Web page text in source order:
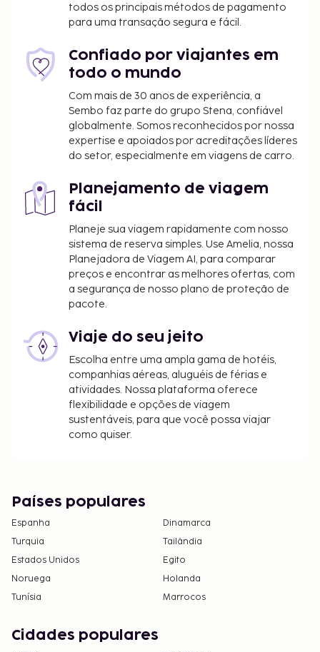
várias atividades recreativas, incluindo uma piscina
exterior, ou aproveite para contemplar soberbas
adicionais incluem Wi-fi grátis, um cabeleireiro e
lojas no local. O alojamento está encerrado entre 10
de novembro e 31 de março.
Taxa de transporte de/para o aeroporto: 40.00
EUR por veículo (só ida, ocupação máxima de 4)
pessoas
Tarifa de estacionamento nas imediações: 17
Berço: 10.0 EUR por noite
os depósitos podem não incluir impostos e estão
sujeitos a alterações.
A piscina sazonal estará aberta entre maio e
outubro.
A piscina está aberta das 9:00 às 22:00.
Apenas é permitido o acesso aos quartos a
clientes registados.
O alojamento é limpo por profissionais.
O alojamento disponibiliza check-out sem
contacto.
todos os principais métodos de pagamento
para uma transação segura e fácil.
Confiado por viajantes em
todo o mundo
Com mais de 30 anos de experiência, a
Sembo faz parte do grupo Stena, confiável
globalmente. Somos reconhecidos por nossa
expertise e apoiados por acreditações líderes
do setor, especialmente em viagens de carro.
Planejamento de viagem
fácil
Planeje sua viagem rapidamente com nosso
sistema de reserva simples. Use Amelia, nossa
Planejadora de Viagem AI, para comparar
preços e encontrar as melhores ofertas, com
a segurança de nosso plano de proteção de
pacote.
Viaje do seu jeito
Escolha entre uma ampla gama de hotéis,
companhias aéreas, aluguéis de férias e
atividades. Nossa plataforma oferece
flexibilidade e opções de viagem
sustentáveis, para que você possa viajar
como quiser.
Países populares
Espanha
Dinamarca
Turquia
Tailândia
Estados Unidos
Egito
Noruega
Holanda
Tunísia
Marrocos
Cidades populares